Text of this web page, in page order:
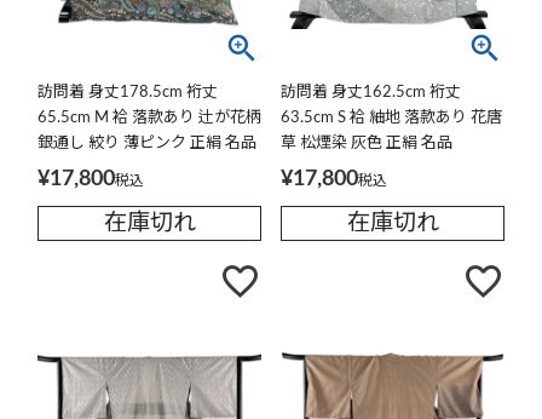
訪問着 身丈178.5cm 裄丈
65.5cm M 袷 落款あり 辻が花柄
銀通し 絞り 薄ピンク 正絹 名品
¥17,800税込
在庫切れ
訪問着 身丈162.5cm 裄丈
63.5cm S 袷 紬地 落款あり 花唐
草 松煙染 灰色 正絹 名品
¥17,800税込
在庫切れ